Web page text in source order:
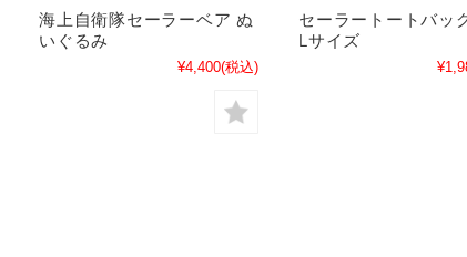
海上自衛隊セーラーベア ぬ
いぐるみ
¥4,400(税込)
セーラートートバッ
Lサイズ